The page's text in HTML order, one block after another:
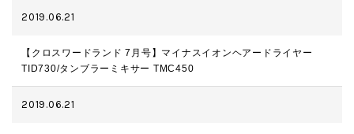
2019.06.21
【クロスワードランド 7月号】マイナスイオンヘアードライヤー
TID730/タンブラーミキサー TMC450
2019.06.21